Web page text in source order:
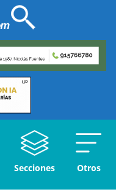
Secciones Otros